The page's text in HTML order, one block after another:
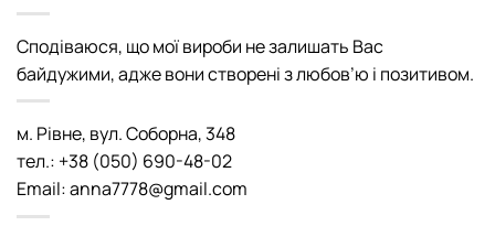
Сподіваюся, що мої вироби не залишать Вас
байдужими, адже вони створені з любов’ю і позитивом.
м. Рівне, вул. Соборна, 348
тел.: +38 (050) 690-48-02
Email: anna7778@gmail.com